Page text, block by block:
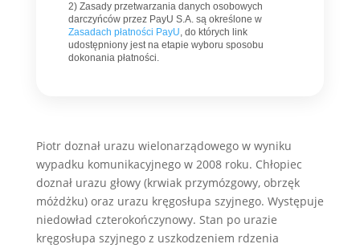
2) Zasady przetwarzania danych osobowych
darczyńców przez PayU S.A. są określone w
Zasadach płatności PayU, do których link
udostępniony jest na etapie wyboru sposobu
dokonania płatności.
Piotr doznał urazu wielonarządowego w wyniku
wypadku komunikacyjnego w 2008 roku. Chłopiec
doznał urazu głowy (krwiak przymózgowy, obrzęk
móżdżku) oraz urazu kręgosłupa szyjnego. Występuje
niedowład czterokończynowy. Stan po urazie
kręgosłupa szyjnego z uszkodzeniem rdzenia